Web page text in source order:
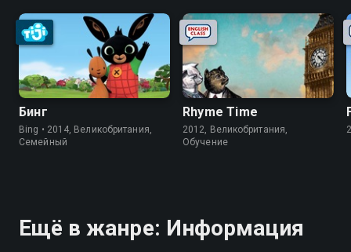
Бинг
Bing • 2014, Великобритания,
Cемейный
Rhyme Time
2012, Великобритания,
Обучение
Ещё в жанре: Информация